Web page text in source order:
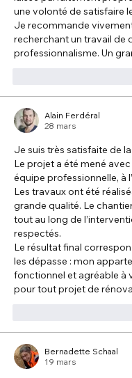
une volonté de satisfaire
Je recommande
recherchant un travail de
professionnalisme. Un
Alain Ferdéral
28 mars
Je suis très satisfaite de
Le projet a été mené
équipe professionnelle, à
Les travaux ont été
grande qualité. Le
tout au long de
respectés.
Le résultat final
les dépasse : mon
fonctionnel et agréable à
pour tout projet de
Bernadette Schaal
19 mars